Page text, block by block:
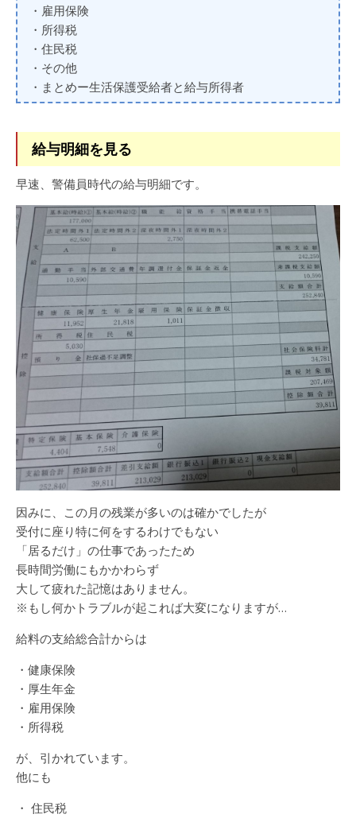
・雇用保険
・所得税
・住民税
・その他
・まとめー生活保護受給者と給与所得者
給与明細を見る
早速、警備員時代の給与明細です。
因みに、この月の残業が多いのは確かでしたが
受付に座り特に何をするわけでもない
「居るだけ」の仕事であったため
長時間労働にもかかわらず
大して疲れた記憶はありません。
※もし何かトラブルが起これば大変になりますが…
給料の支給総合計からは
・健康保険
・厚生年金
・雇用保険
・所得税
が、引かれています。
他にも
・ 住民税